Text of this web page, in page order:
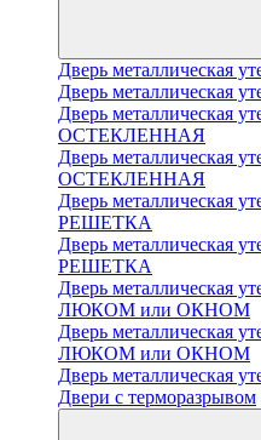
Дверь металлическая
Дверь металлическая
Дверь металлическая
ОСТЕКЛЕННАЯ
Дверь металлическая
ОСТЕКЛЕННАЯ
Дверь металлическая
РЕШЕТКА
Дверь металлическая
РЕШЕТКА
Дверь металлическая
ЛЮКОМ или ОКНОМ
Дверь металлическая
ЛЮКОМ или ОКНОМ
Дверь металлическая
Двери с терморазрывом